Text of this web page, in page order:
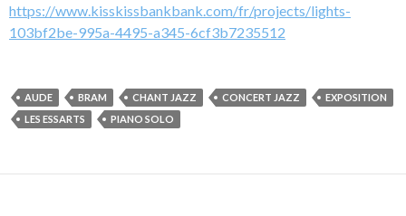
https://www.kisskissbankbank.com/fr/projects/lights-
103bf2be-995a-4495-a345-6cf3b7235512
AUDE BRAM CHANT JAZZ CONCERT JAZZ
EXPOSITION
LES ESSARTS
PIANO SOLO